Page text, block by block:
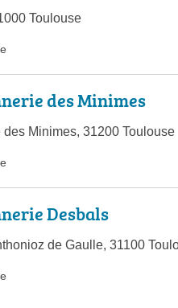
Toulouse
des Minimes
des Minimes, 31200 Toulouse
Desbals
de Gaulle, 31100